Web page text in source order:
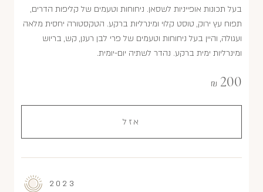
בעל תכונות אופייניות לשסאן. ניחוחות וטעמים של קליפות הדרים,
תפוח עץ ירוק, טוסט קלוי ומינרליות ברקע. הטקסטורה יחסית מלאה
ועגולה, והיין בעל ניחוחות וטעמים של פרי לבן רענן, קש, בריוש
ומינרליות ימית ברקע. נהדר לשתיה יום-יומית.
200
₪
אזל
2023